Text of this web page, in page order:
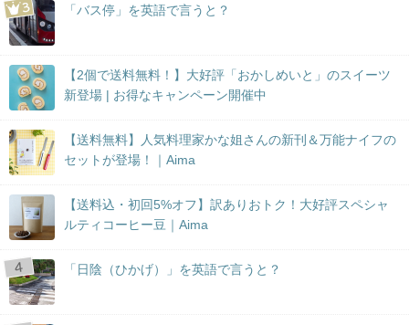
「バス停」を英語で言うと？
【2個で送料無料！】大好評「おかしめいと」のスイーツ
新登場 | お得なキャンペーン開催中
【送料無料】人気料理家かな姐さんの新刊＆万能ナイフの
セットが登場！｜Aima
【送料込・初回5%オフ】訳ありおトク！大好評スペシャ
ルティコーヒー豆｜Aima
「日陰（ひかげ）」を英語で言うと？